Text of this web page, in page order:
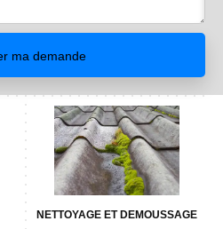
NETTOYAGE ET DEMOUSSAGE